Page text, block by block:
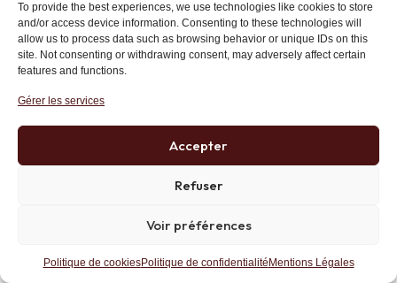
To provide the best experiences, we use technologies like cookies to store
and/or access device information. Consenting to these technologies will
allow us to process data such as browsing behavior or unique IDs on this
site. Not consenting or withdrawing consent, may adversely affect certain
features and functions.
Gérer les services
Accepter
Refuser
Voir préférences
Politique de cookiesPolitique de confidentialité Mentions Légales
d’Histoire et de Sociologie des
Institutions, à l’Université de
Bordeaux, son oeuvre inclut des
contemporaine, ainsi que la théologie
morale. Jacques Ellul fut reconnu par
des cercles académiques américains
penseurs contemporains
En France (…), dit Alain Besançon,